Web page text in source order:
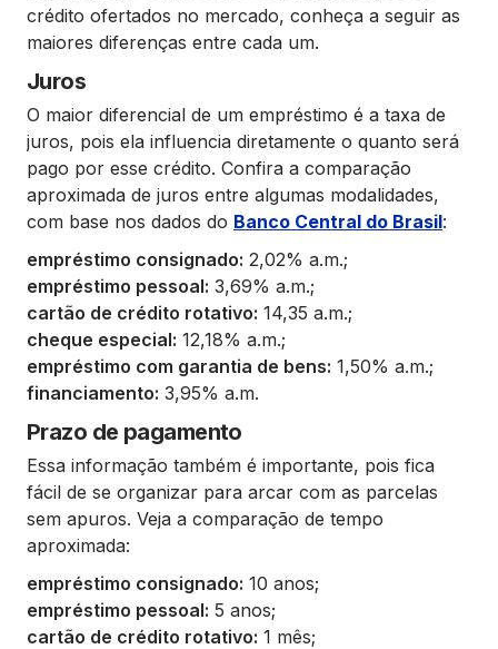
crédito ofertados no mercado, conheça a seguir as
maiores diferenças entre cada um.
Juros
O maior diferencial de um empréstimo é a taxa de
juros, pois ela influencia diretamente o quanto será
pago por esse crédito. Confira a comparação
aproximada de juros entre algumas modalidades,
com base nos dados do Banco Central do Brasil:
empréstimo consignado: 2,02% a.m.;
empréstimo pessoal: 3,69% a.m.;
cartão de crédito rotativo: 14,35 a.m.;
cheque especial: 12,18% a.m.;
empréstimo com garantia de bens: 1,50% a.m.;
financiamento: 3,95% a.m.
Prazo de pagamento
Essa informação também é importante, pois fica
fácil de se organizar para arcar com as parcelas
sem apuros. Veja a comparação de tempo
aproximada:
empréstimo consignado: 10 anos;
empréstimo pessoal: 5 anos;
cartão de crédito rotativo: 1 mês;